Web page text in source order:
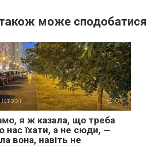
може сподобатися
0
я ж казала, що треба
нас їхати, а не сюди, —
вона, навіть не